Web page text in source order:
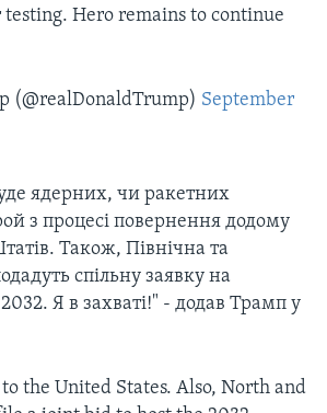
Hero remains to continue
(@realDonaldTrump) September
ядерних, чи ракетних
з процесі повернення додому
Також, Північна та
спільну заявку на
2032. Я в захваті!" - додав Трамп у
the United States. Also, North and